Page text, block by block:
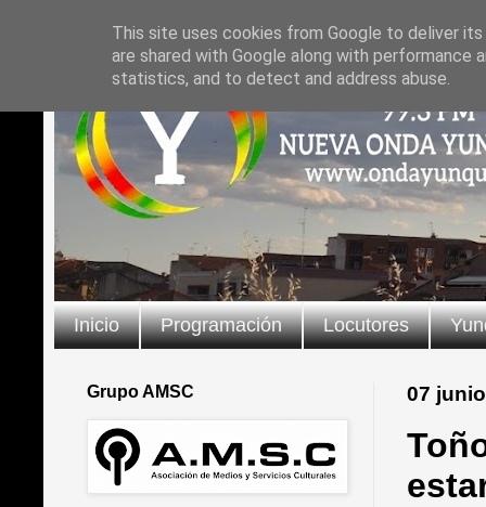
Inicio Programación Locutores
07
Grupo AMSC
This site uses cookies from Google to deliver
are shared with Google along with
statistics, and to detect and address abuse.